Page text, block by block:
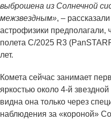
выброшена из Солнечной
межзвездным», –
астрофизики предполагали,
полета C/2025 R3
лет.
Комета сейчас занимает
яркостью около 4-й
видна она только через
наблюдения за «короной»